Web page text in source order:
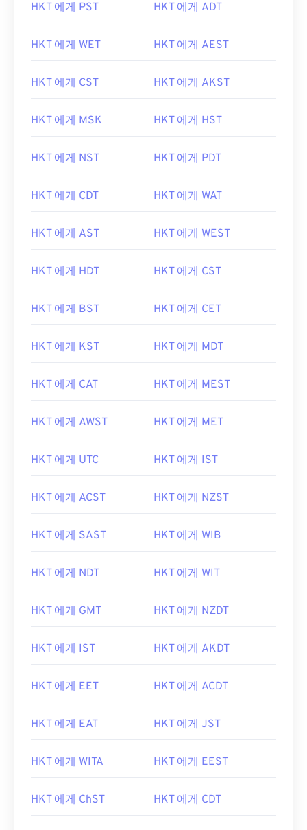
HKT 에게 PST HKT 에게 ADT
HKT 에게 WET HKT 에게 AEST
HKT 에게 CST HKT 에게 AKST
HKT 에게 MSK HKT 에게 HST
HKT 에게 NST HKT 에게 PDT
HKT 에게 CDT HKT 에게 WAT
HKT 에게 AST HKT 에게 WEST
HKT 에게 HDT HKT 에게 CST
HKT 에게 BST HKT 에게 CET
HKT 에게 KST HKT 에게 MDT
HKT 에게 CAT HKT 에게 MEST
HKT 에게 AWST HKT 에게 MET
HKT 에게 UTC HKT 에게 IST
HKT 에게 ACST HKT 에게 NZST
HKT 에게 SAST HKT 에게 WIB
HKT 에게 NDT HKT 에게 WIT
HKT 에게 GMT HKT 에게 NZDT
HKT 에게 IST HKT 에게 AKDT
HKT 에게 EET HKT 에게 ACDT
HKT 에게 EAT HKT 에게 JST
HKT 에게 WITA HKT 에게 EEST
HKT 에게 ChST HKT 에게 CDT